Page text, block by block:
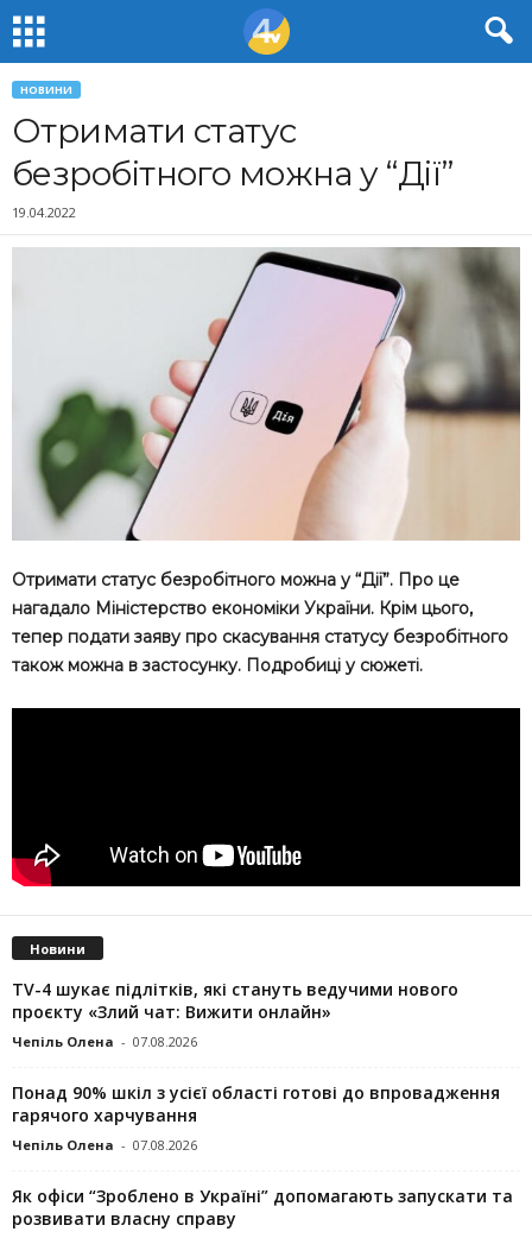
НОВИНИ
Отримати статус
безробітного можна у “Дії”
19.04.2022
Отримати статус безробітного можна у “Дії”. Про це
нагадало Міністерство економіки України. Крім цього,
тепер подати заяву про скасування статусу безробітного
також можна в застосунку. Подробиці у сюжеті.
Новини
TV-4 шукає підлітків, які стануть ведучими нового
проєкту «Злий чат: Вижити онлайн»
Чепіль Олена - 07.08.2026
Понад 90% шкіл з усієї області готові до впровадження
гарячого харчування
Чепіль Олена - 07.08.2026
Як офіси “Зроблено в Україні” допомагають запускaти та
розвивати власну справу